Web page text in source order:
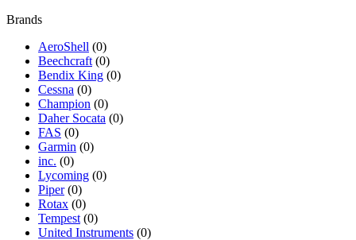
Brands
AeroShell (0)
Beechcraft (0)
Bendix King (0)
Cessna (0)
Champion (0)
Daher Socata (0)
FAS (0)
Garmin (0)
inc. (0)
Lycoming (0)
Piper (0)
Rotax (0)
Tempest (0)
United Instruments (0)